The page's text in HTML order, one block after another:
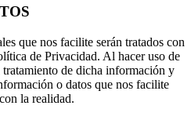
que nos facilite serán tratados con
de Privacidad. Al hacer uso de
tratamiento de dicha información y
o datos que nos facilite
la realidad.